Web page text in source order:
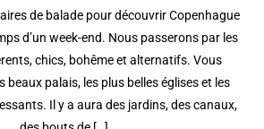
de balade pour découvrir Copenhague
d’un week-end. Nous passerons par les
chics, bohême et alternatifs. Vous
beaux palais, les plus belles églises et les
Il y a aura des jardins, des canaux,